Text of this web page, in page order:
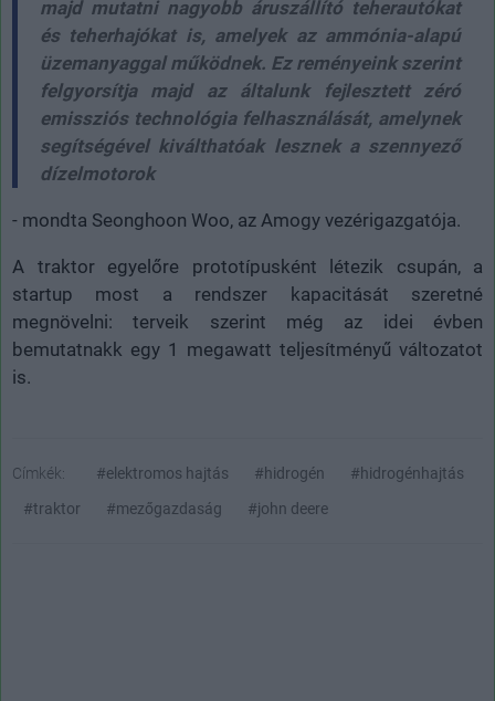
majd mutatni nagyobb áruszállító teherautókat
és teherhajókat is, amelyek az ammónia-alapú
üzemanyaggal működnek. Ez reményeink szerint
felgyorsítja majd az általunk fejlesztett zéró
emissziós technológia felhasználását, amelynek
segítségével kiválthatóak lesznek a szennyező
dízelmotorok
- mondta Seonghoon Woo, az Amogy vezérigazgatója.
A traktor egyelőre prototípusként létezik csupán, a
startup most a rendszer kapacitását szeretné
megnövelni: terveik szerint még az idei évben
bemutatnakk egy 1 megawatt teljesítményű változatot
is.
Címkék: #elektromos hajtás #hidrogén
#hidrogénhajtás
#traktor
#mezőgazdaság #john deere